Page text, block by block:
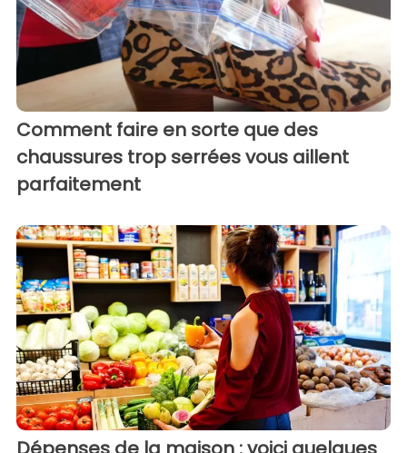
Comment faire en sorte que des
chaussures trop serrées vous aillent
parfaitement